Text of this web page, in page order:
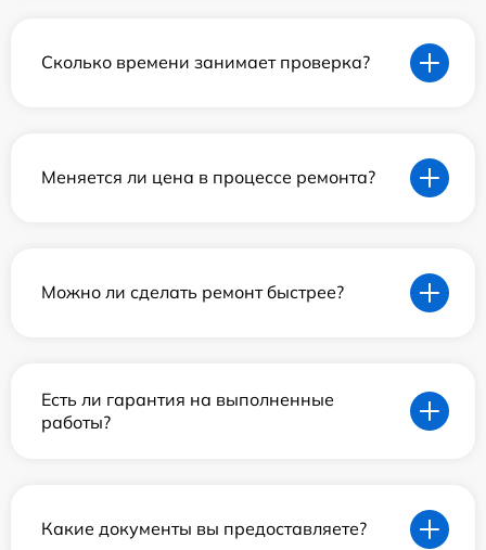
Сколько времени занимает проверка?
Меняется ли цена в процессе ремонта?
Можно ли сделать ремонт быстрее?
Есть ли гарантия на выполненные
работы?
Какие документы вы предоставляете?